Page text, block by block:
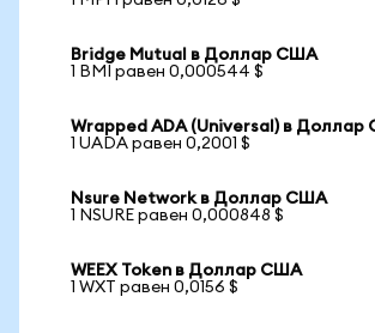
Bridge Mutual в Доллар США
1 BMI равен 0,000544 $
Wrapped ADA (Universal) в
1 UADA равен 0,2001 $
Nsure Network в Доллар США
1 NSURE равен 0,000848 $
WEEX Token в Доллар США
1 WXT равен 0,0156 $